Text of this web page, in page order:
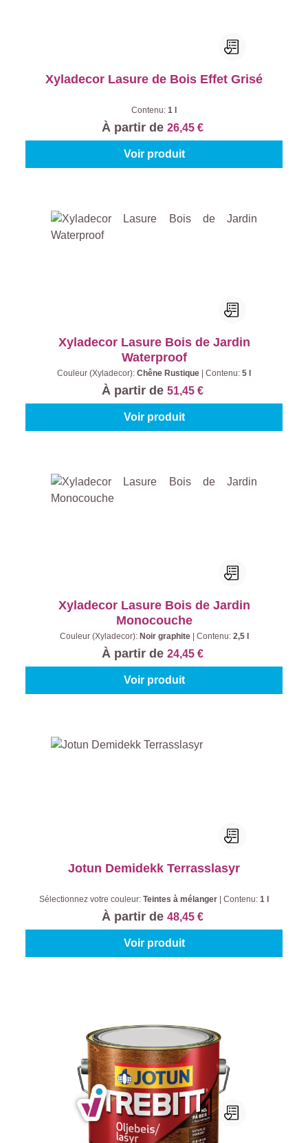
Xyladecor Lasure de Bois Effet Grisé
Contenu: 1 l
À partir de 26,45 €
Voir produit
Xyladecor Lasure Bois de Jardin
Waterproof
Couleur (Xyladecor): Chêne Rustique Contenu: 5 l
À partir de 51,45 €
Voir produit
Xyladecor Lasure Bois de Jardin
Monocouche
Couleur (Xyladecor): Noir graphite Contenu: 2,5 l
À partir de 24,45 €
Voir produit
Jotun Demidekk Terrasslasyr
Sélectionnez votre couleur: Teintes à mélanger Contenu: 1 l
À partir de 48,45 €
Voir produit